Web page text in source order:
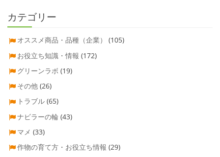
カテゴリー
オススメ商品・品種（企業）
(105)
お役立ち知識・情報 (172)
グリーンラボ (19)
その他 (26)
トラブル (65)
ナビラーの輪 (43)
マメ (33)
作物の育て方・お役立ち情報 (29)